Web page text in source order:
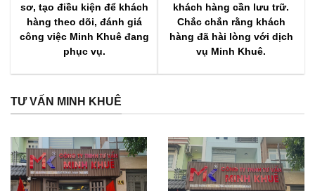
sơ, tạo điều kiện để khách
hàng theo dõi, đánh giá
công việc Minh Khuê đang
phục vụ.
khách hàng cần lưu trữ.
Chắc chắn rằng khách
hàng đã hài lòng với dịch
vụ Minh Khuê.
TƯ VẤN MINH KHUÊ